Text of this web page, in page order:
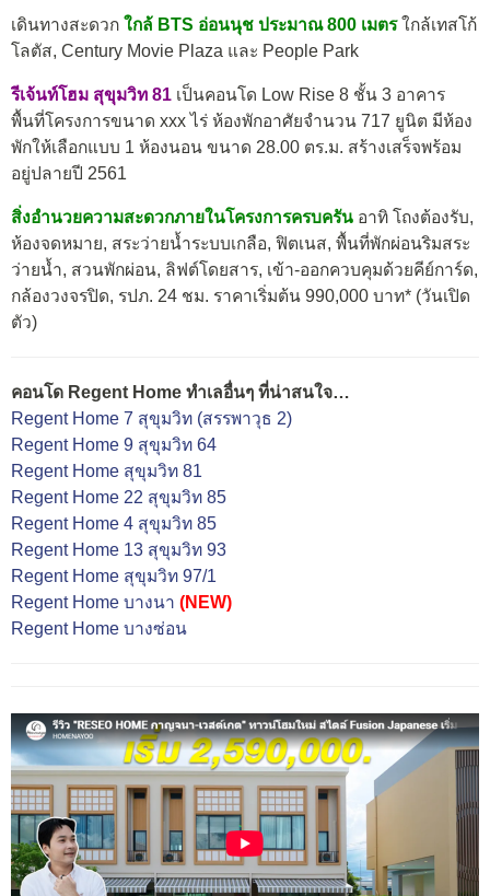
เดินทางสะดวก ใกล้ BTS อ่อนนุช ประมาณ 800 เมตรใกล้เทสโก้
โลตัส, Century Movie Plaza และ People Park
รีเจ้นท์โฮม สุขุมวิท 81 เป็นคอนโด Low Rise 8 ชั้น 3 อาคาร
พื้นที่โครงการขนาด xxx ไร่ ห้องพักอาศัยจำนวน 717 ยูนิต มีห้อง
พักให้เลือกแบบ 1 ห้องนอน ขนาด 28.00 ตร.ม. สร้างเสร็จพร้อม
อยู่ปลายปี 2561
สิ่งอำนวยความสะดวกภายในโครงการครบครัน อาทิ โถงต้องรับ,
ห้องจดหมาย, สระว่ายน้ำระบบเกลือ, ฟิตเนส, พื้นที่พักผ่อนริมสระ
ว่ายน้ำ, สวนพักผ่อน, ลิฟต์โดยสาร, เข้า-ออกควบคุมด้วยคีย์การ์ด,
กล้องวงจรปิด, รปภ. 24 ชม. ราคาเริ่มต้น 990,000 บาท* (วันเปิด
ตัว)
คอนโด Regent Home ทำเลอื่นๆ ที่น่าสนใจ…
Regent Home 7 สุขุมวิท (สรรพาวุธ 2)
Regent Home 9 สุขุมวิท 64
Regent Home สุขุมวิท 81
Regent Home 22 สุขุมวิท 85
Regent Home 4 สุขุมวิท 85
Regent Home 13 สุขุมวิท 93
Regent Home สุขุมวิท 97/1
Regent Home บางนา (NEW)
Regent Home บางซ่อน